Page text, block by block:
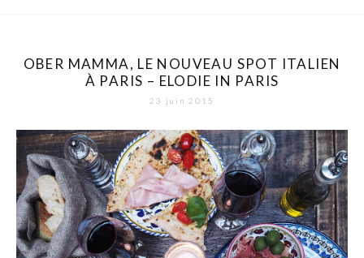
OBER MAMMA, LE NOUVEAU SPOT ITALIEN
À PARIS – ELODIE IN PARIS
23 juin 2015